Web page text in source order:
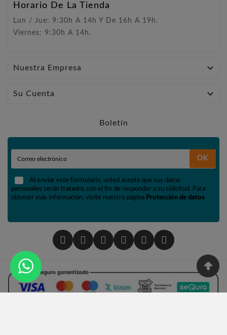
Horario De La Tienda
Lun / Jue: 9:30h A 14h Y De 16h A 19h.
Viernes: 9:30h A 14h.
Nuestra Empresa 
Su Cuenta 
Boletín
OK
Al enviar este formulario, usted acepta que sus datos
personales serán tratados con el fin de responder a su solicitud. Para
obtener más información, visite nuestra página Protección de datos.